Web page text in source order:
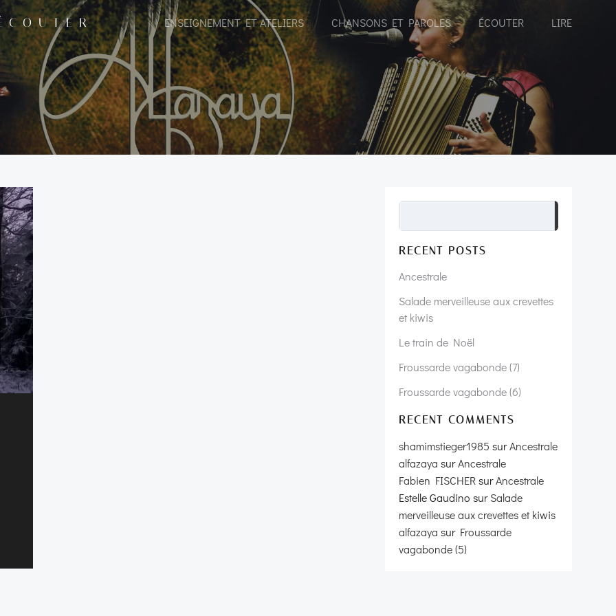
ENSEIGNEMENT ET ATELIERS CHANSONS ET PAROLES ÉCOUTER LIRE
RECENT POSTS
Ancestrale
Salade merveilleuse aux crevettes
et kiwis
Le train de Noël
Froussarde vagabonde (7)
Froussarde vagabonde (6)
RECENT COMMENTS
shamimstieger1985 surAncestrale
alfazaya surAncestrale
Fabien FISCHERsurAncestrale
Estelle Gaudino surSalade
merveilleuse aux crevettes et kiwis
alfazaya sur Froussarde
vagabonde (5)